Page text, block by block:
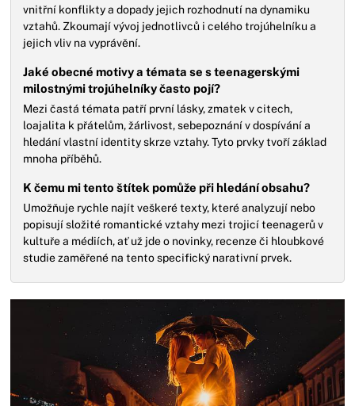
vnitřní konflikty a dopady jejich rozhodnutí na dynamiku
vztahů. Zkoumají vývoj jednotlivců i celého trojúhelníku a
jejich vliv na vyprávění.
Jaké obecné motivy a témata se s teenagerskými
milostnými trojúhelníky často pojí?
Mezi častá témata patří první lásky, zmatek v citech,
loajalita k přátelům, žárlivost, sebepoznání v dospívání a
hledání vlastní identity skrze vztahy. Tyto prvky tvoří základ
mnoha příběhů.
K čemu mi tento štítek pomůže při hledání obsahu?
Umožňuje rychle najít veškeré texty, které analyzují nebo
popisují složité romantické vztahy mezi trojicí teenagerů v
kultuře a médiích, ať už jde o novinky, recenze či hloubkové
studie zaměřené na tento specifický narativní prvek.